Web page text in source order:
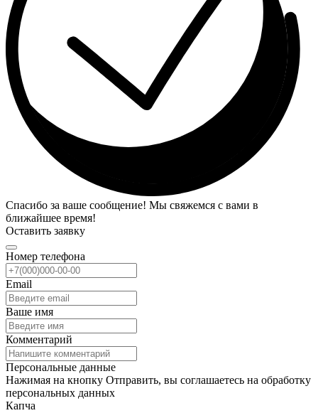
Спасибо за ваше сообщение! Мы свяжемся с вами в
ближайшее время!
Оставить заявку
Номер телефона
Email
Ваше имя
Комментарий
Персональные данные
Нажимая на кнопку Отправить, вы соглашаетесь на обработку
персональных данных
Капча